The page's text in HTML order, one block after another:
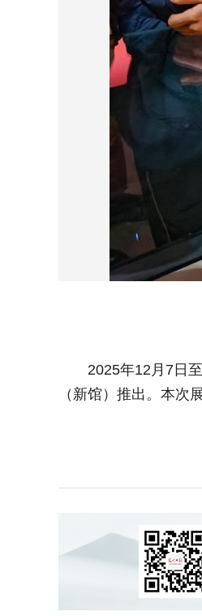
2025年12月7日至
（新馆）推出。本